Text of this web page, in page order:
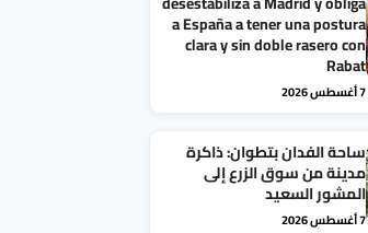
a España a tener una postura
clara y sin doble rasero con
Rabat
7 أغسطس 2026
ساحة الفدان بتطوان: ذاكرة
مدينة من سوق الزرع إلى
المشور السعيد
7 أغسطس 2026